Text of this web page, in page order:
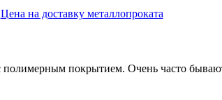
Цена на доставку металлопроката
покрытием. Очень часто бывают